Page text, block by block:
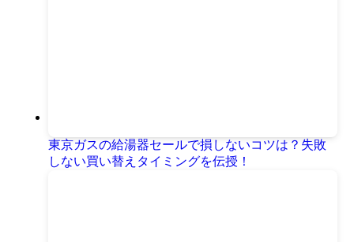
東京ガスの給湯器セールで損しないコツは？失敗
しない買い替えタイミングを伝授！